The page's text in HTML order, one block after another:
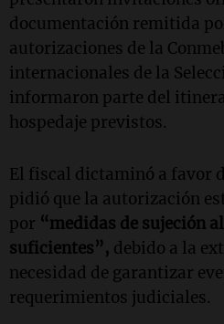
documentación remitida
autorizaciones de la
internacionales de la
informaron parte del
hospedaje previstos.
El fiscal dictaminó a favor
pidió que la autorización
por “medidas de sujeción
suficientes”, debido a la
necesidad de garantizar
requerimientos judiciales.